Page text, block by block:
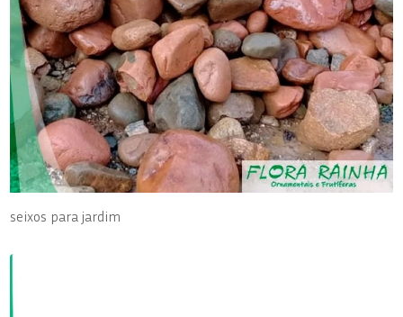
seixos para jardim